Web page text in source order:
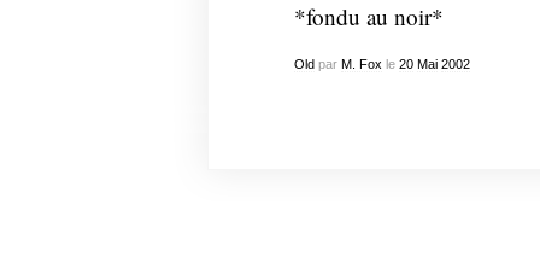
*fondu au noir*
Old par M. Foxle 20 Mai 2002